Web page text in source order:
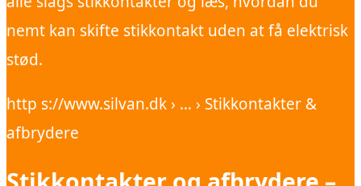
nemt kan skifte stikkontakt uden at få elektrisk
stød.
http s://www.silvan.dk › … › Stikkontakter &
afbrydere